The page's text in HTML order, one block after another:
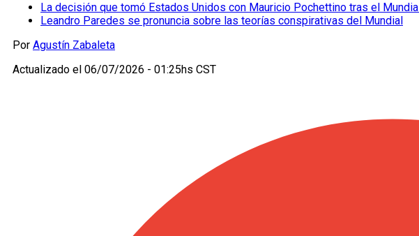
La decisión que tomó Estados Unidos con Mauricio Pochettino tras el Mundial
Leandro Paredes se pronuncia sobre las teorías conspirativas del Mundial
Por Agustín Zabaleta
Actualizado el 06/07/2026 - 01:25hs CST